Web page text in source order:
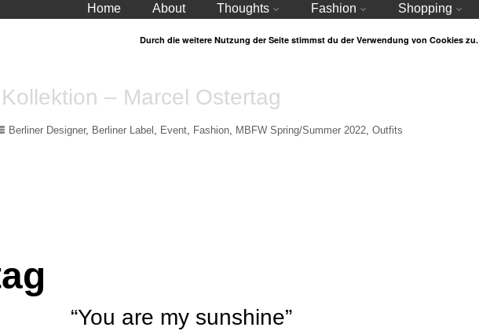
Home About Thoughts Fashion Shopping
– Marcel Ostertag
Berliner Designer, Berliner Label , Event, Fashion, MBFW Spring/Summer 2022,Outfits
“You are my sunshine”
Durch die weitere Nutzung der Seite stimmst du der Verwendung von Cookies zu.